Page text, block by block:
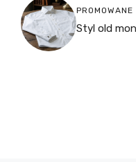
PROMOWANE
Styl old